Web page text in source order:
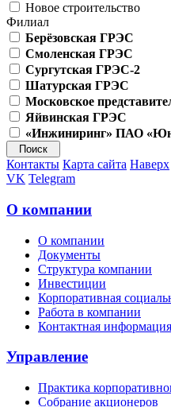
Новое строительство
Филиал
Берёзовская ГРЭС
Смоленская ГРЭС
Сургутская ГРЭС-2
Шатурская ГРЭС
Московское
Яйвинская ГРЭС
«Инжиниринг» ПАО
Контакты Карта сайта Наверх
VK Telegram
О компании
О компании
Документы
Структура компании
Инвестиции
Корпоративная
Работа в компании
Контактная информация
Управление
Практика
Собрание акционеров